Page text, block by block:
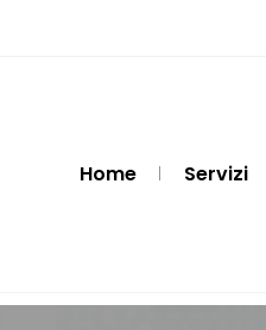
Home Servizi